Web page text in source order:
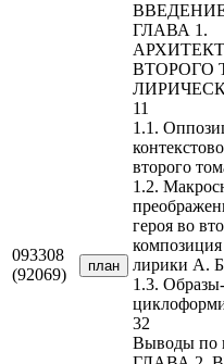
093308
(92069)
план
ГЛАВА 1.
ВТОРОГО
11
1.1.
второго
1.2.
героя во
композиция
лирики А.
1.3.
32
Выводы по